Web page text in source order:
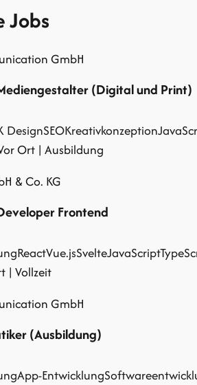
Jobs
GmbH
(Digital und Print)
DesignSEOKreativkonzeption
Ort | Ausbildung
& Co. KG
Frontend
ReactVue.jsSvelteJavaScript
| Vollzeit
GmbH
(Ausbildung)
App-Entwicklung